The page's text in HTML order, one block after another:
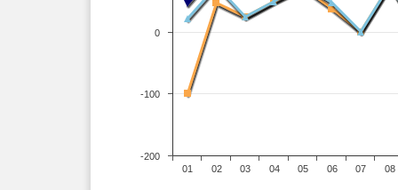
01 02 03 04 05 06 07 08
-200
-100
0